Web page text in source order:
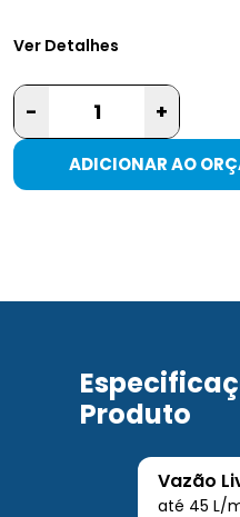
Ver Detalhes
- +
Produto
Vazão
até 45 L/